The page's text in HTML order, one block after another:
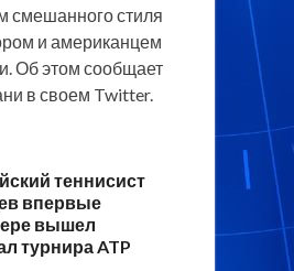
смешанного стиля
и американцем
Об этом сообщает
в своем Twitter.
теннисист
впервые
вышел
турнира ATP